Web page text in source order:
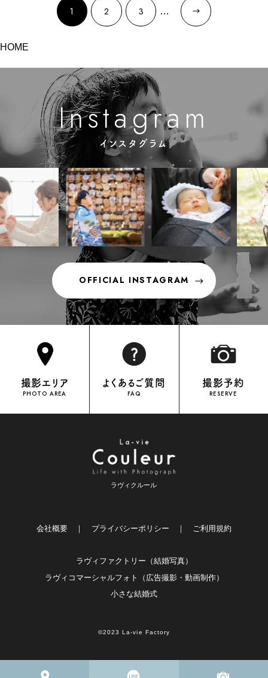
1 2 3
HOME
Instagram
インスタグラム
OFFICIAL INSTAGRAM
OFFICIAL INSTAGRAM
撮影エリア
PHOTO AREA
よくあるご質問
FAQ
撮影予約
RESERVE
ラヴィクルール
会社概要 ｜ プライバシーポリシー ｜ ご利用規約
ラヴィファクトリー（結婚写真）
ラヴィコマーシャルフォト（広告撮影・動画制作）
小さな結婚式
©2023 La-vie Factory